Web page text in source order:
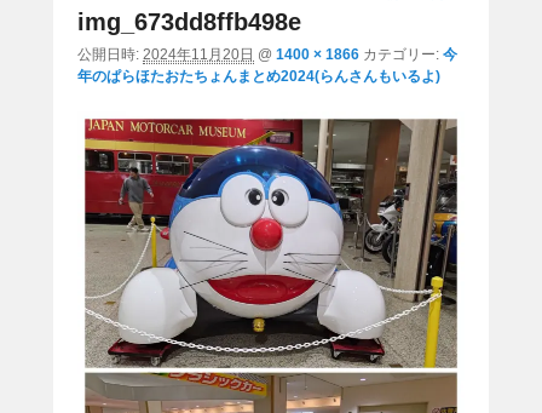
ビ
ー
ョ
ン
img_673dd8ffb498e
公開日時: 2024年11月20日 @ 1400 × 1866 カテゴリー: 今
年のぱらほたおたちょんまとめ2024(らんさんもいるよ)